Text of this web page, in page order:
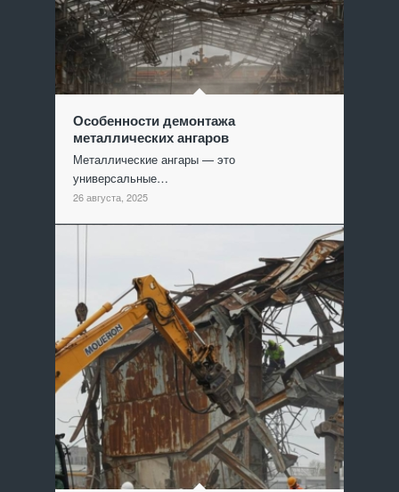
Особенности демонтажа
металлических ангаров
Металлические ангары — это
универсальные…
26 августа, 2025